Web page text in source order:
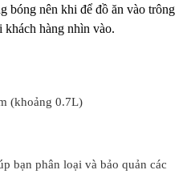
bóng nên khi để đồ ăn vào trông
khách hàng nhìn vào.
(khoảng 0.7L)
bạn phân loại và bảo quản các